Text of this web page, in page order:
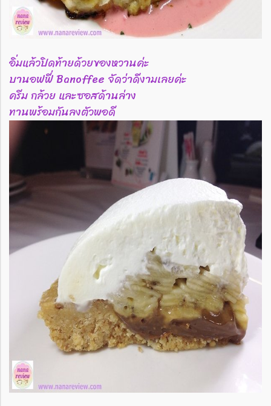
อิ่มแล้วปิดท้ายด้วยของหวานค่ะ
บานอฟฟี่ Banoffee จัดว่าดีงามเลยค่ะ
ครีม กล้วย และซอสด้านล่าง
ทานพร้อมกันลงตัวพอดี